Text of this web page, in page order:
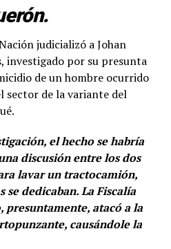
judicializó a Johan
investigado por su presunta
de un hombre ocurrido
sector de la variante del
el hecho se habría
discusión entre los dos
lavar un tractocamión,
se dedicaban. La Fiscalía
presuntamente, atacó a la
causándole la